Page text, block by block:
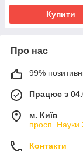
Купити
Про нас
99%
Працює з
м. Київ
просп. Науки
Контакти